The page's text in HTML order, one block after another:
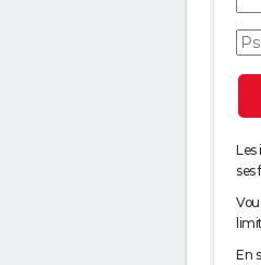
Les
ses
En